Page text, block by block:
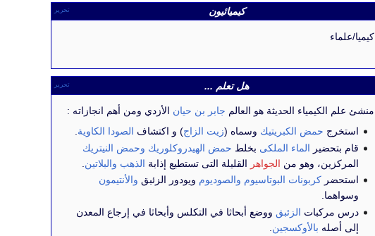
تحرير كيميائيون
كيميا/علماء
تحرير هل تعلم ...
منشئ علم الكيمياء الحديثة هو العالم جابر بن حيان الأزدي ومن أهم انجازاته :
استخرج حمض الكبريتيك وسماه (زيت الزاج) و اكتشاف الصودا الكاوية.
قام بتحضير الماء الملكى بخلط حمض الهيدروكلوريك وحمض النيتريك
المركزين، وهو من الجواهر القليلة التى تستطيع إذابة الذهب والبلاتين
استحضركربونات البوتاسيوم والصوديوم ويودور الزئبق والأنتيمون
وسواهما.
درس مركبات الزئبق ووضع أبحاثا في التكلس وأبحاثا في إرجاع المعدن
إلى أصله بالأوكسجين